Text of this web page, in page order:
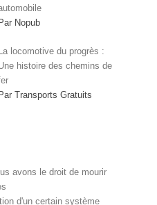
Par Nopub
locomotive du progrès :
histoire des chemins de
Transports Gratuits
avons le droit de mourir
d'un certain système